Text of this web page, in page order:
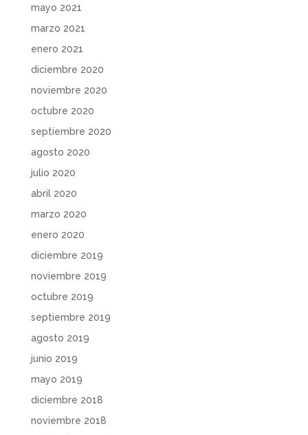
mayo 2021
marzo 2021
enero 2021
diciembre 2020
noviembre 2020
octubre 2020
septiembre 2020
agosto 2020
julio 2020
abril 2020
marzo 2020
enero 2020
diciembre 2019
noviembre 2019
octubre 2019
septiembre 2019
agosto 2019
junio 2019
mayo 2019
diciembre 2018
noviembre 2018